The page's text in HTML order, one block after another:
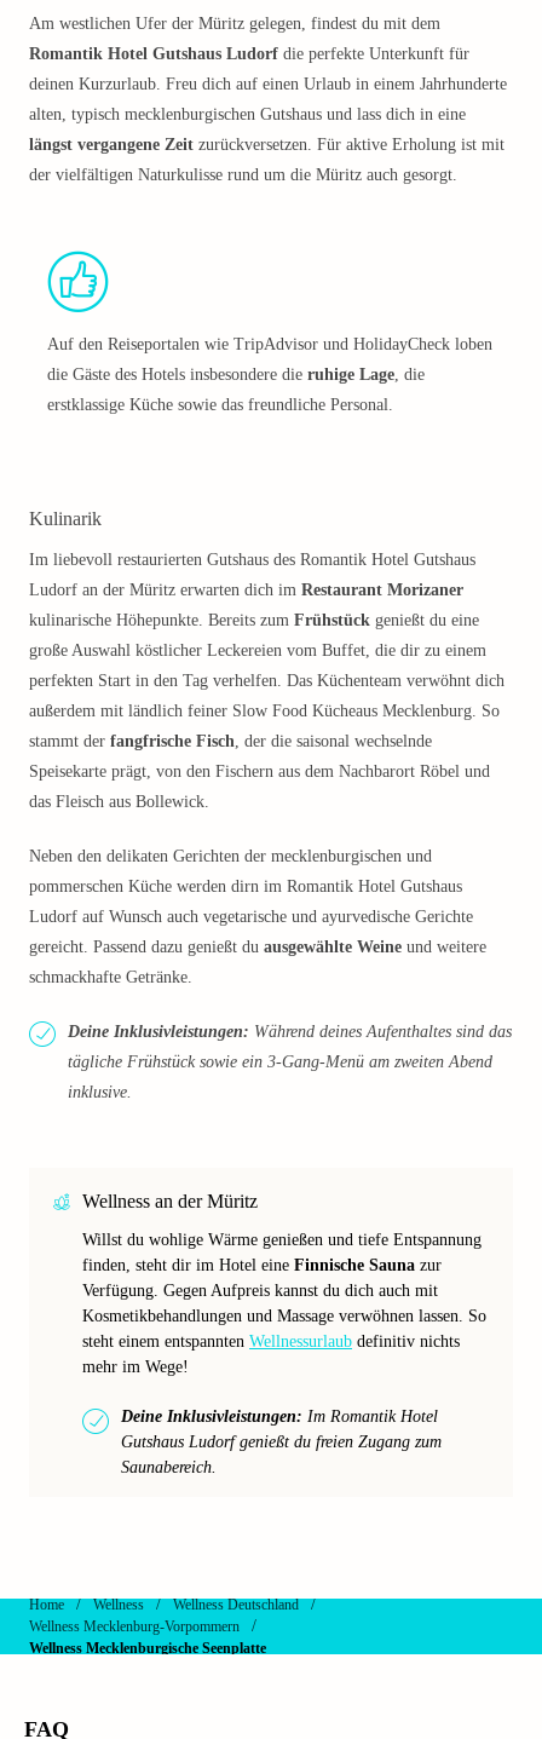
Am westlichen Ufer der Müritz gelegen, findest du mit dem
Romantik Hotel Gutshaus Ludorf die perfekte Unterkunft für
deinen Kurzurlaub. Freu dich auf einen Urlaub in einem Jahrhunderte
alten, typisch mecklenburgischen Gutshaus und lass dich in eine
längst vergangene Zeit zurückversetzen. Für aktive Erholung ist mit
der vielfältigen Naturkulisse rund um die Müritz auch gesorgt.
Auf den Reiseportalen wie TripAdvisor und HolidayCheck loben
die Gäste des Hotels insbesondere die ruhige Lage, die
erstklassige Küche sowie das freundliche Personal.
Kulinarik
Im liebevoll restaurierten Gutshaus des Romantik Hotel Gutshaus
Ludorf an der Müritz erwarten dich im Restaurant Morizaner
kulinarische Höhepunkte. Bereits zum Frühstück genießt du eine
große Auswahl köstlicher Leckereien vom Buffet, die dir zu einem
perfekten Start in den Tag verhelfen. Das Küchenteam verwöhnt dich
außerdem mit ländlich feiner Slow Food Kücheaus Mecklenburg. So
stammt der fangfrische Fisch, der die saisonal wechselnde
Speisekarte prägt, von den Fischern aus dem Nachbarort Röbel und
das Fleisch aus Bollewick.
Neben den delikaten Gerichten der mecklenburgischen und
pommerschen Küche werden dirn im Romantik Hotel Gutshaus
Ludorf auf Wunsch auch vegetarische und ayurvedische Gerichte
gereicht. Passend dazu genießt du ausgewählte Weine und weitere
schmackhafte Getränke.
Deine Inklusivleistungen: Während deines Aufenthaltes sind das
tägliche Frühstück sowie ein 3-Gang-Menü am zweiten Abend
inklusive.
Wellness an der Müritz
Willst du wohlige Wärme genießen und tiefe Entspannung
finden, steht dir im Hotel eine Finnische Sauna zur
Verfügung. Gegen Aufpreis kannst du dich auch mit
Kosmetikbehandlungen und Massage verwöhnen lassen. So
steht einem entspannten Wellnessurlaub definitiv nichts
mehr im Wege!
Deine Inklusivleistungen: Im Romantik Hotel
Gutshaus Ludorf genießt du freien Zugang zum
Saunabereich.
Home / Wellness / Wellness Deutschland /
Wellness Mecklenburg-Vorpommern /
Wellness Mecklenburgische Seenplatte
FAQ